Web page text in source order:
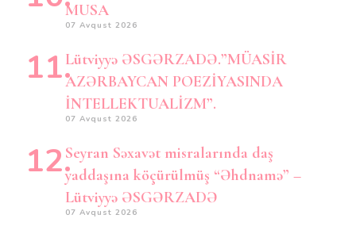
MUSA
07 Avqust 2026
Lütviyyə ƏSGƏRZADƏ.”MÜASİR
AZƏRBAYCAN POEZİYASINDA
İNTELLEKTUALİZM”.
07 Avqust 2026
Seyran Səxavət misralarında daş
yaddaşına köçürülmüş “Əhdnamə” –
Lütviyyə ƏSGƏRZADƏ
07 Avqust 2026